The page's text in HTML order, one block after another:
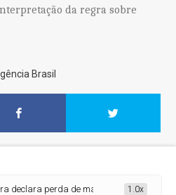
da regra sobre
Brasil
perda de mandato a 7 deputados e
1.0x